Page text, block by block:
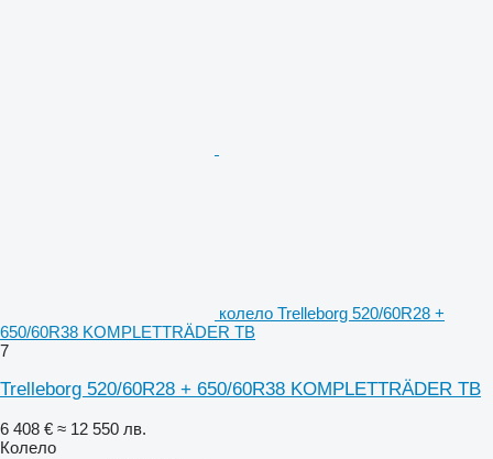
колело Trelleborg 520/60R28 +
650/60R38 KOMPLETTRÄDER TB
7
Trelleborg 520/60R28 + 650/60R38 KOMPLETTRÄDER TB
6 408 € ≈ 12 550 лв.
Колело